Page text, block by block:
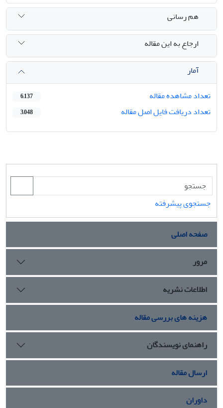
هم رسانی
ارجاع به این مقاله
آمار
تعداد مشاهده مقاله
6,137
تعداد دریافت فایل اصل مقاله 3,048
جستجوی پیشرفته
صفحه اصلی
مرور
اطلاعات نشریه
هزینه های بررسی مقاله
راهنمای نویسندگان
ارسال مقاله
داوران